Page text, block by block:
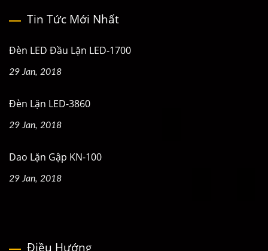
Tin Tức Mới Nhất
Đèn LED Đầu Lặn LED-1700
29 Jan, 2018
Đèn Lặn LED-3860
29 Jan, 2018
Dao Lặn Gập KN-100
29 Jan, 2018
Điều Hướng